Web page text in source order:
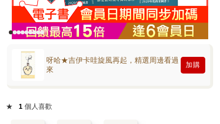
呀哈★吉伊卡哇旋風再起，精選周邊看過
來
加購
★ 1 個人喜歡